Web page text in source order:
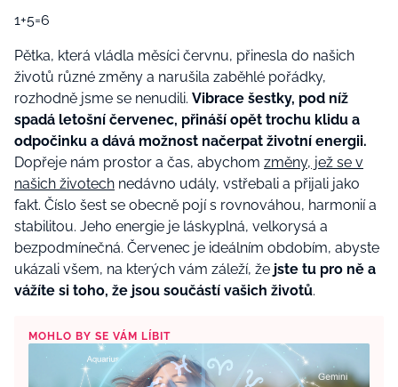
1+5=6
Pětka, která vládla měsíci červnu, přinesla do našich
životů různé změny a narušila zaběhlé pořádky,
rozhodně jsme se nenudili. Vibrace šestky, pod níž
spadá letošní červenec, přináší opět trochu klidu a
odpočinku a dává možnost načerpat životní energii.
Dopřeje nám prostor a čas, abychom změny, jež se v
našich životech nedávno udály, vstřebali a přijali jako
fakt. Číslo šest se obecně pojí s rovnováhou, harmonií a
stabilitou. Jeho energie je láskyplná, velkorysá a
bezpodmínečná. Červenec je ideálním obdobím, abyste
ukázali všem, na kterých vám záleží, že jste tu pro ně a
vážíte si toho, že jsou součástí vašich životů.
MOHLO BY SE VÁM LÍBIT